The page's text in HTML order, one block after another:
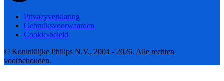
Privacyverklaring
Gebruiksvoorwaarden
Cookie-beleid
© Koninklijke Philips N.V., 2004 - 2026. Alle rechten
voorbehouden.